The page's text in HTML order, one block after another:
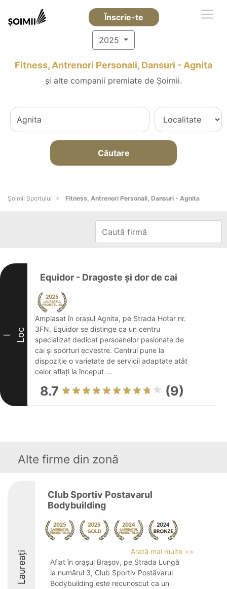
Înscrie-te
2025
Fitness, Antrenori Personali, Dansuri - Agnita
și alte companii premiate de Șoimii.
Căutare
Șoimii Sportului Fitness, Antrenori Personali, Dansuri - Agnita
I Loc
Equidor - Dragoste și dor de cai
Amplasat în orașul Agnita, pe Strada Hotar nr.
3FN, Equidor se distinge ca un centru
specializat dedicat persoanelor pasionate de
cai și sporturi ecvestre. Centrul pune la
dispoziție o varietate de servicii adaptate atât
celor aflați la început ...
8.7 (9)
Alte firme din zonă
Laureați
Club Sportiv Postavarul
Bodybuilding
Arată mai multe >>
Aflat în orașul Brașov, pe Strada Lungă
la numărul 3, Club Sportiv Postăvarul
Bodybuilding este recunoscut ca un